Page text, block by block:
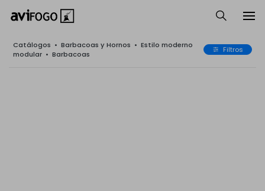
Catálogos • Barbacoas y Hornos • Estilo moderno
modular • Barbacoas Filtros